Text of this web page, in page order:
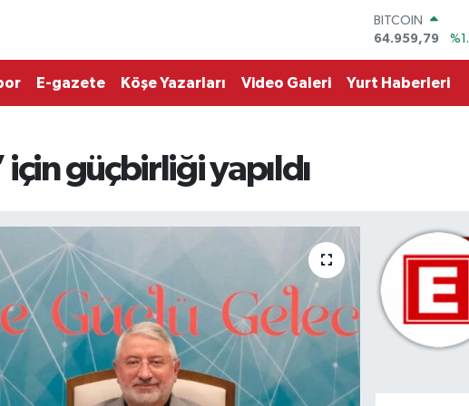
DOLAR
47,7436
%0.18
EURO
55,2510
%0.32
E-gazete Köşe Yazarları Video Galeri Yurt Haberleri
güçbirliği yapıldı